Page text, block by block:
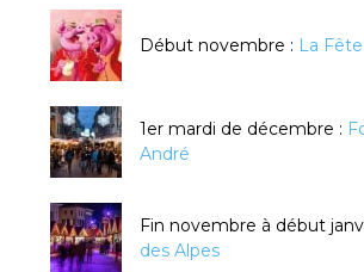
Début novembre : La
1er mardi de décembre :
André
Fin novembre à début
des Alpes